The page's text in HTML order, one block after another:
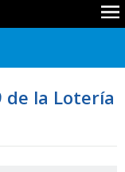
de la Lotería